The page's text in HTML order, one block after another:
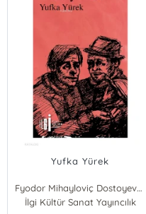
Yufka Yürek
Fyodor Mihayloviç Dostoyevski
İlgi Kültür Sanat Yayıncılık